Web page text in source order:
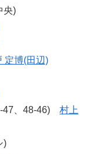
央)
定博(田辺)
47、48-46) 村上
)